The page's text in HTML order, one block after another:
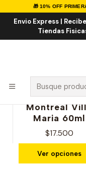
🎁 10% OFF
Envio Express |
Tiendas
Inicio
Montreal
Montreal
Maria 60ml
$17.500
Ver opciones